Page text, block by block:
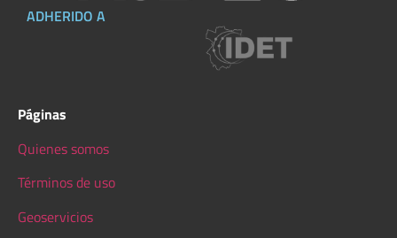
ADHERIDO A
Páginas
Quienes somos
Términos de uso
Geoservicios